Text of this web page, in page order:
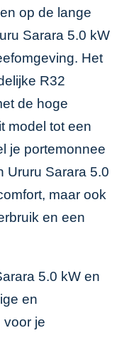
op de lange
Sarara 5.0 kW
Het
R32
de hoge
model tot een
je portemonnee
Ururu Sarara 5.0
maar ook
en een
5.0 kW en
en
voor je